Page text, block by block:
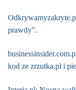
prawdy”.
kod ze zrzutka.pl i